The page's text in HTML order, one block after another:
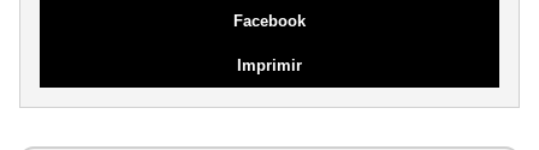
Facebook
Imprimir